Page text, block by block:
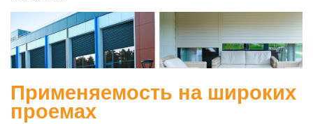
Применяемость на широких
проемах